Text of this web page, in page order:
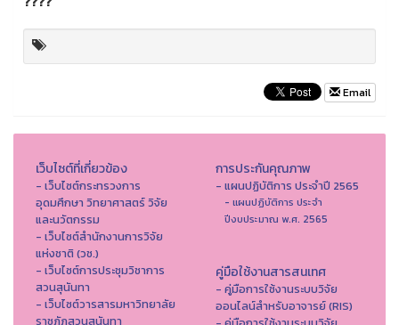
Email
เว็บไซต์ที่เกี่ยวข้อง
- เว็บไซต์กระทรวงการ
อุดมศึกษา วิทยาศาสตร์ วิจัย
และนวัตกรรม
- เว็บไซต์สำนักงานการวิจัย
แห่งชาติ (วช.)
- เว็บไซต์การประชุมวิชาการ
สวนสุนันทา
- เว็บไซต์วารสารมหาวิทยาลัย
ราชภัฏสวนสุนันทา
การประกันคุณภาพ
- แผนปฏิบัติการ ประจำปี 2565
- แผนปฏิบัติการ ประจำ
ปีงบประมาณ พ.ศ. 2565
คู่มือใช้งานสารสนเทศ
- คู่มือการใช้งานระบบวิจัย
ออนไลน์สำหรับอาจารย์ (RIS)